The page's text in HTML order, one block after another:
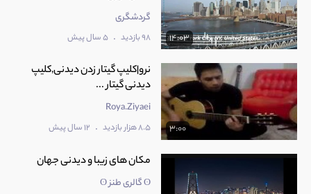
14:03
گردشگری
98 بازدید . 5 سال پیش
3:00
نرو|کلیپ گیتار زدن دیدنی,کلیپ
دیدنی گیتار ...
Roya.Ziyaei
8.5 هزار بازدید . 12 سال پیش
مکان های زیبا و دیدنی جهان
ʘ گالری طنز ʘ